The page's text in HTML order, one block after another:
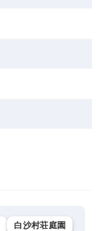
白沙村荘庭園